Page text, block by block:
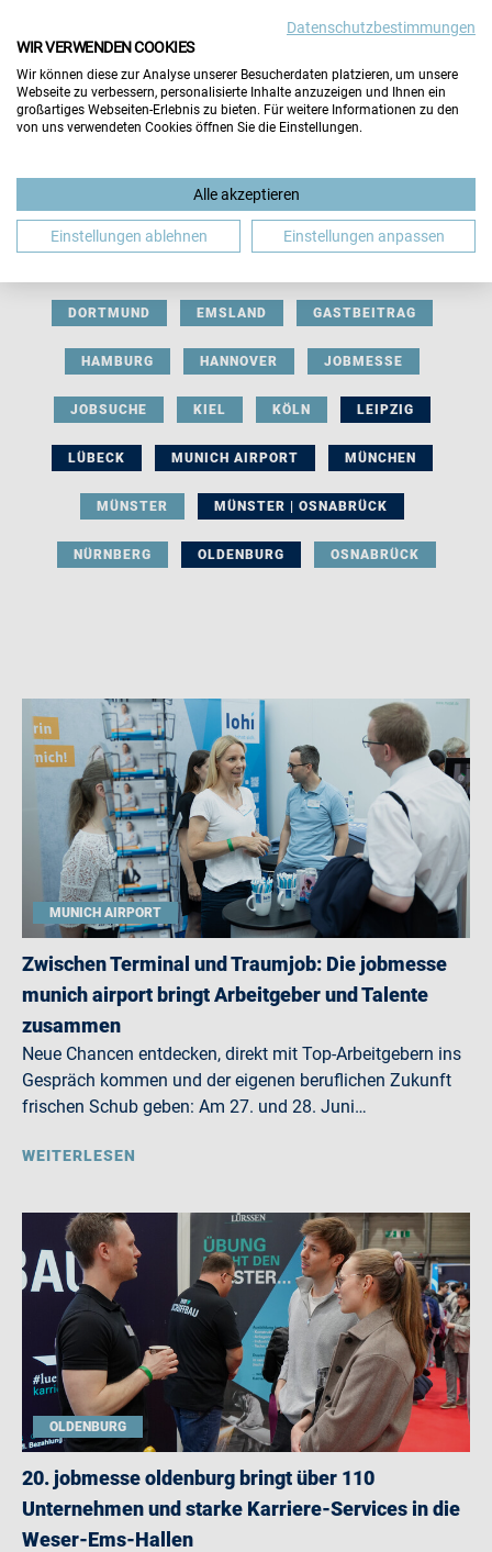
BERUFLICHE ORIENTIERUNG BEWERBUNG
DORTMUND EMSLAND GASTBEITRAG
HAMBURG HANNOVER JOBMESSE
JOBSUCHE KIEL KÖLN LEIPZIG
LÜBECK MUNICH AIRPORT MÜNCHEN
MÜNSTER MÜNSTER | OSNABRÜCK
NÜRNBERG OLDENBURG OSNABRÜCK
MUNICH AIRPORT
Zwischen Terminal und Traumjob: Die jobmesse
munich airport bringt Arbeitgeber und Talente
zusammen
Neue Chancen entdecken, direkt mit Top-Arbeitgebern ins
Gespräch kommen und der eigenen beruflichen Zukunft
frischen Schub geben: Am 27. und 28. Juni…
WEITERLESEN
OLDENBURG
20. jobmesse oldenburg bringt über 110
Unternehmen und starke Karriere-Services in die
Weser-Ems-Hallen
Datenschutzbestimmungen
WIR VERWENDEN COOKIES
Wir können diese zur Analyse unserer Besucherdaten platzieren, um unsere
Webseite zu verbessern, personalisierte Inhalte anzuzeigen und Ihnen ein
großartiges Webseiten-Erlebnis zu bieten. Für weitere Informationen zu den
von uns verwendeten Cookies öffnen Sie die Einstellungen.
Alle akzeptieren
Einstellungen ablehnen Einstellungen anpassen